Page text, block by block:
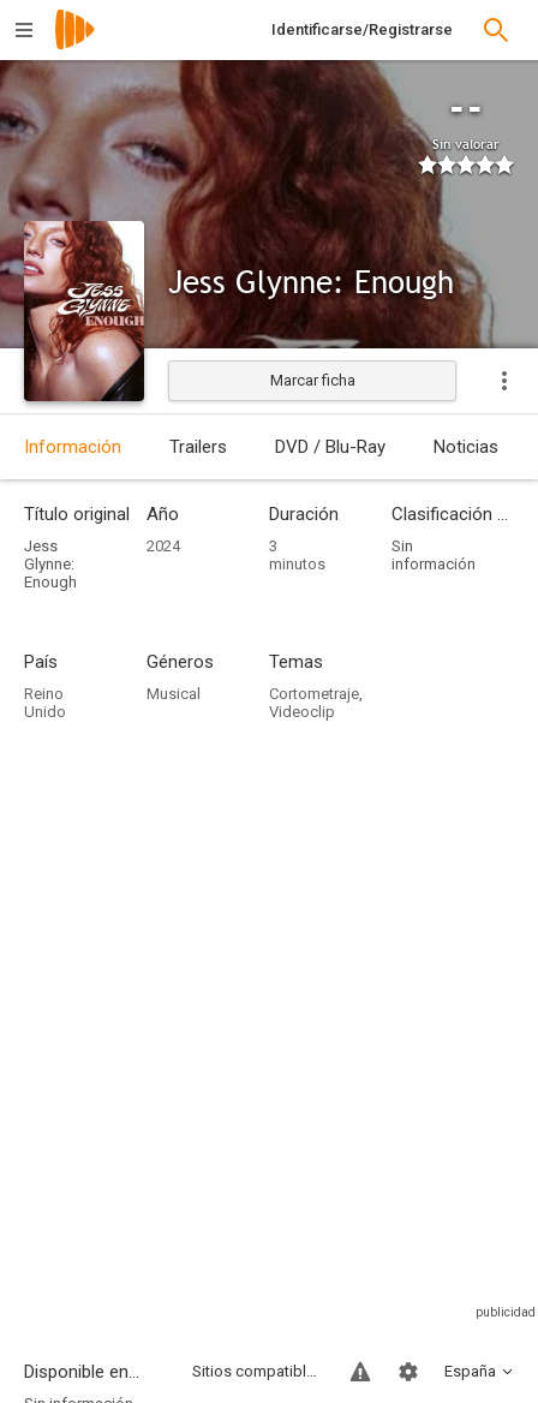
Identificarse/Registrarse
--
Sin valorar
Jess Glynne: Enough
Marcar ficha
Información Trailers DVD / Blu-Ray Noticias
Título original
Jess
Glynne:
Enough
Año
2024
Duración
3
minutos
Clasificación por edades
Sin
información
País
Reino
Unido
Géneros
Musical
Temas
Cortometraje,
Videoclip
Disponible en... España
Sitios compatibles